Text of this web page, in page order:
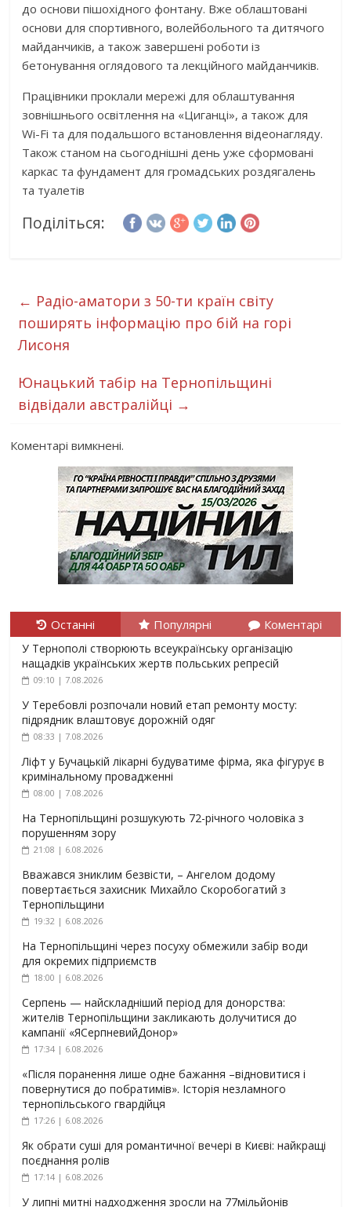
до основи пішохідного фонтану. Вже облаштовані
основи для спортивного, волейбольного та дитячого
майданчиків, а також завершені роботи із
бетонування оглядового та лекційного майданчиків.
Працівники проклали мережі для облаштування
зовнішнього освітлення на «Циганці», а також для
Wi-Fi та для подальшого встановлення відеонагляду.
Також станом на сьогоднішні день уже сформовані
каркас та фундамент для громадських роздягалень
та туалетів
Поділіться:
← Радіо-аматори з 50-ти країн світу
поширять інформацію про бій на горі
Лисоня
Юнацький табір на Тернопільщині
відвідали австралійці →
Коментарі вимкнені.
Останні Популярні Коментарі
У Тернополі створюють всеукраїнську організацію
нащадків українських жертв польських репресій
09:10 | 7.08.2026
У Теребовлі розпочали новий етап ремонту мосту:
підрядник влаштовує дорожній одяг
08:33 | 7.08.2026
Ліфт у Бучацькій лікарні будуватиме фірма, яка фігурує в
кримінальному провадженні
08:00 | 7.08.2026
На Тернопільщині розшукують 72-річного чоловіка з
порушенням зору
21:08 | 6.08.2026
Вважався зниклим безвісти, – Ангелом додому
повертається захисник Михайло Скоробогатий з
Тернопільщини
19:32 | 6.08.2026
На Тернопільщині через посуху обмежили забір води
для окремих підприємств
18:00 | 6.08.2026
Серпень — найскладніший період для донорства:
жителів Тернопільщини закликають долучитися до
кампанії «ЯСерпневийДонор»
17:34 | 6.08.2026
«Після поранення лише одне бажання –відновитися і
повернутися до побратимів». Історія незламного
тернопільського гвардійця
17:26 | 6.08.2026
Як обрати суші для романтичної вечері в Києві: найкращі
поєднання ролів
17:14 | 6.08.2026
У липні митні надходження зросли на 77мільйонів